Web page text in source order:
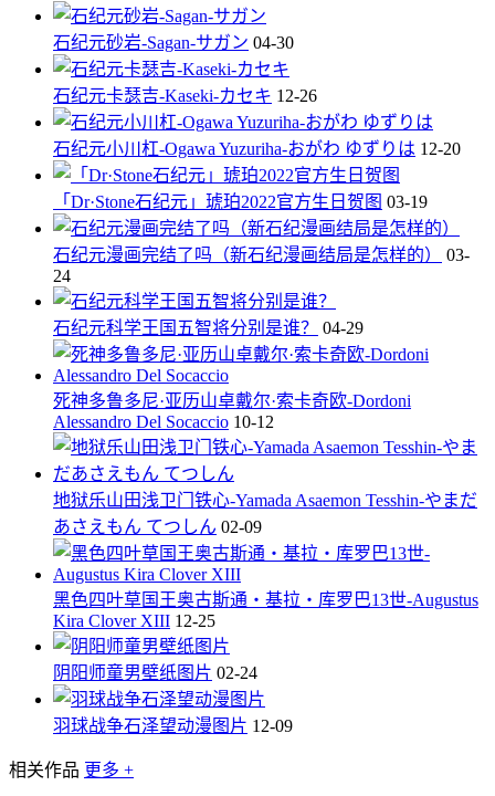
石纪元砂岩-Sagan-サガン 04-30
石纪元卡瑟吉-Kaseki-カセキ 12-26
石纪元小川杠-Ogawa Yuzuriha-おがわ ゆずりは 12-20
「Dr·Stone石纪元」琥珀2022官方生日贺图 03-19
石纪元漫画完结了吗（新石纪漫画结局是怎样的）
03-
24
石纪元科学王国五智将分别是谁？ 04-29
死神多鲁多尼·亚历山卓戴尔·索卡奇欧-Dordoni
Alessandro Del Socaccio 10-12
地狱乐山田浅卫门铁心-Yamada Asaemon Tesshin-やまだ
あさえもん てつしん 02-09
黑色四叶草国王奥古斯通・基拉・库罗巴13世-Augustus
Kira Clover XIII 12-25
阴阳师童男壁纸图片 02-24
羽球战争石泽望动漫图片 12-09
相关作品 更多 +